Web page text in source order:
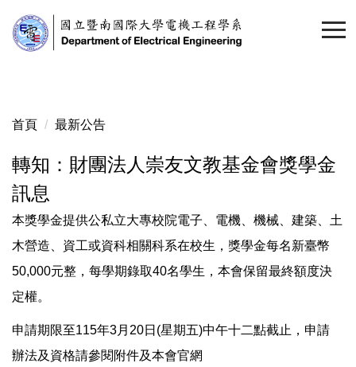
到
主
區
首頁 最新公告
轉知：財團法人崇友文教基金會獎學金
訊息
本獎學金提供公私立大專校院電子、電機、機械、建築、土
木營造、資工或資科相關科系在校生，獎學金每名新臺幣
50,000元整，每學期錄取40名學生，本會保留最終額度決
定權。
申請期限至115年3月20日(星期五)中午十二點截止，申請
辦法及資格請參閱附件及本會官網